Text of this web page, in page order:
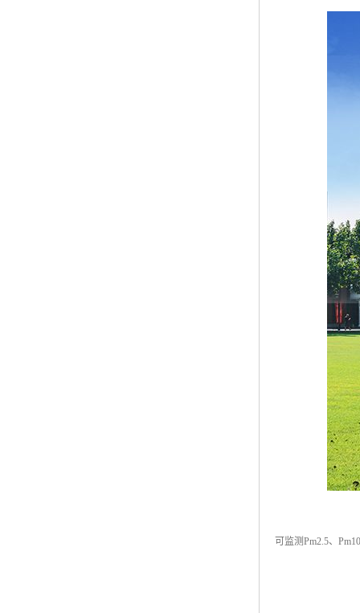
可监测Pm2.5、